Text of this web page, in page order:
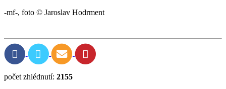
-mf-, foto © Jaroslav Hodrment
počet zhlédnutí: 2155